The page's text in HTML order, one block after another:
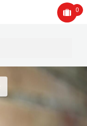
0